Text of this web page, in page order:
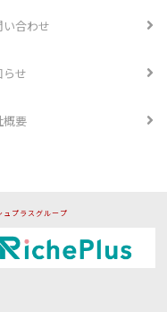
い合わせ
らせ
概要
ュプラスグループ